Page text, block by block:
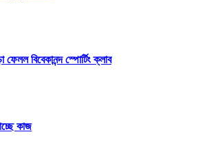
বিবেকানন্দ স্পোর্টিং ক্লাব
কাজ